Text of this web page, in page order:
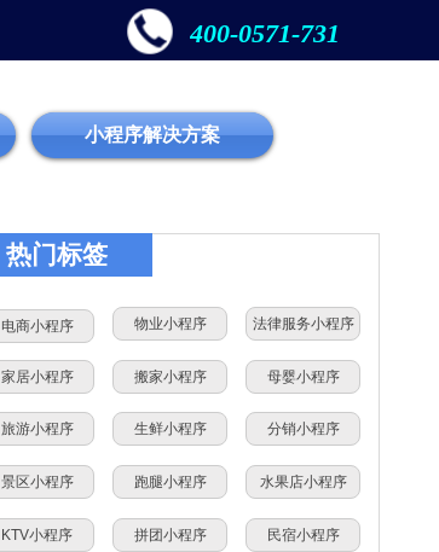
400-0571-731
小程序解决方案
搬家小程序
物业小程序
家居小程序
旅游小程序
电商小程序
热门标签
生鲜小程序
景区小程序 跑腿小程序
KTV小程序 拼团小程序
母婴小程序
分销小程序
水果店小程序
民宿小程序
法律服务小程序